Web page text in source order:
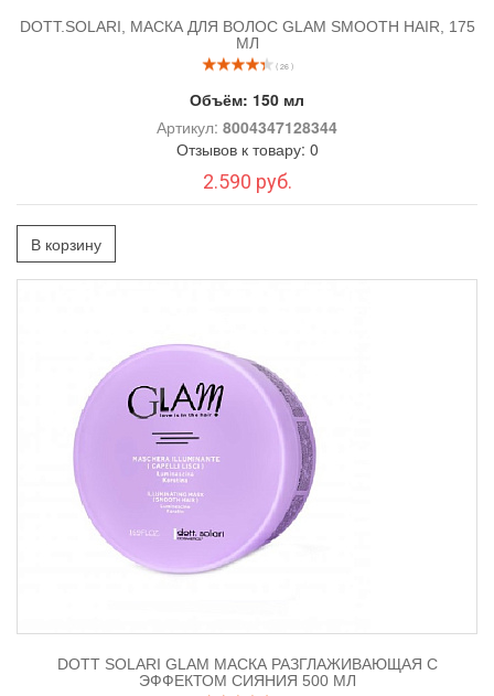
DOTT.SOLARI, МАСКА ДЛЯ ВОЛОС GLAM SMOOTH HAIR, 175
МЛ
( 26 )
Объём: 150 мл
Артикул: 8004347128344
Отзывов к товару: 0
2.590 руб.
В корзину
DOTT SOLARI GLAM МАСКА РАЗГЛАЖИВАЮЩАЯ С
ЭФФЕКТОМ СИЯНИЯ 500 МЛ